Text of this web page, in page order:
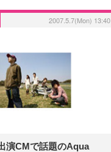
2007.5.7(Mon) 13:40
演CMで話題のAqua